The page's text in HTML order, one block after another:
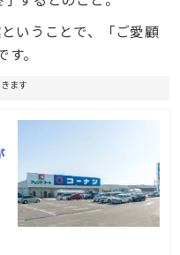
いうことで、「ご愛顧
。
ます